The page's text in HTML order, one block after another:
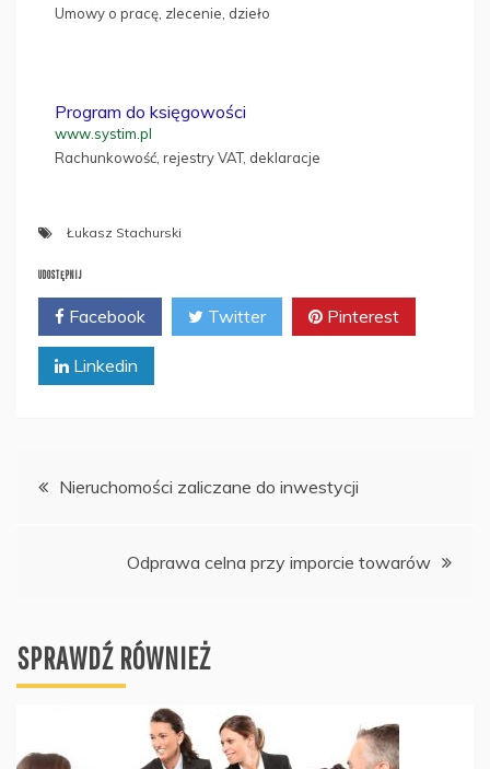
Umowy o pracę, zlecenie, dzieło
Program do księgowości
www.systim.pl
Rachunkowość, rejestry VAT, deklaracje
Łukasz Stachurski
UDOSTĘPNIJ
Facebook Twitter Pinterest
Linkedin
Nawigacja
Nieruchomości zaliczane do inwestycji
Odprawa celna przy imporcie towarów
SPRAWDŹ RÓWNIEŻ